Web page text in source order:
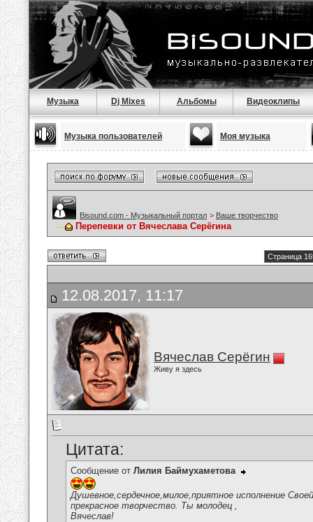
Музыка Dj Mixes Альбомы Видеоклипы
Музыка пользователей Моя музыка
Bisound.com - Музыкальный портал > Ваше творчество
Перепевки от Вячеслава Серёгина
Страница
12.08.2017, 11:17
Вячеслав Серёгин
Живу я здесь
Цитата:
Сообщение от Лилия Баймухаметова
Душевное,сердечное,милое,приятное исполнение
прекрасное творчество. Ты молодец ,
Вячеслав!